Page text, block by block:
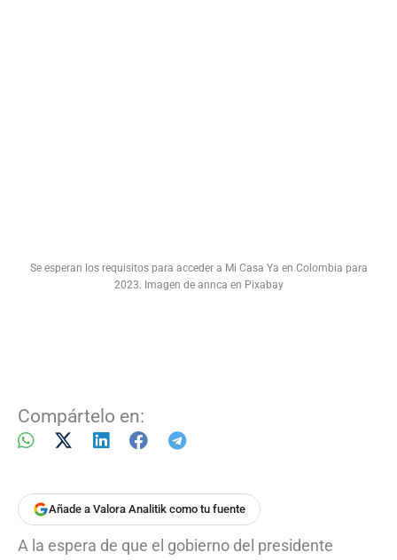
Se esperan los requisitos para acceder a Mi Casa Ya en Colombia para
2023. Imagen de annca en Pixabay
Compártelo en:
Añade a Valora Analitik como tu fuente
A la espera de que el gobierno del presidente